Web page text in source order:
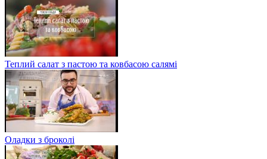
Теплий салат з пастою та ковбасою салямі
Оладки з броколі